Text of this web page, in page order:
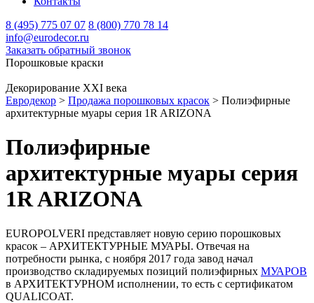
8 (495) 775 07 07 8 (800) 770 78 14
info@eurodecor.ru
Заказать обратный звонок
Порошковые краски
Декорирование XXI века
Евродекор > Продажа порошковых красок > Полиэфирные
архитектурные муары серия 1R ARIZONA
Полиэфирные
архитектурные муары серия
1R ARIZONA
EUROPOLVERI представляет новую серию порошковых
красок – АРХИТЕКТУРНЫЕ МУАРЫ. Отвечая на
потребности рынка, с ноября 2017 года завод начал
производство складируемых позиций полиэфирных МУАРОВ
в АРХИТЕКТУРНОМ исполнении, то есть с сертификатом
QUALICOAT.